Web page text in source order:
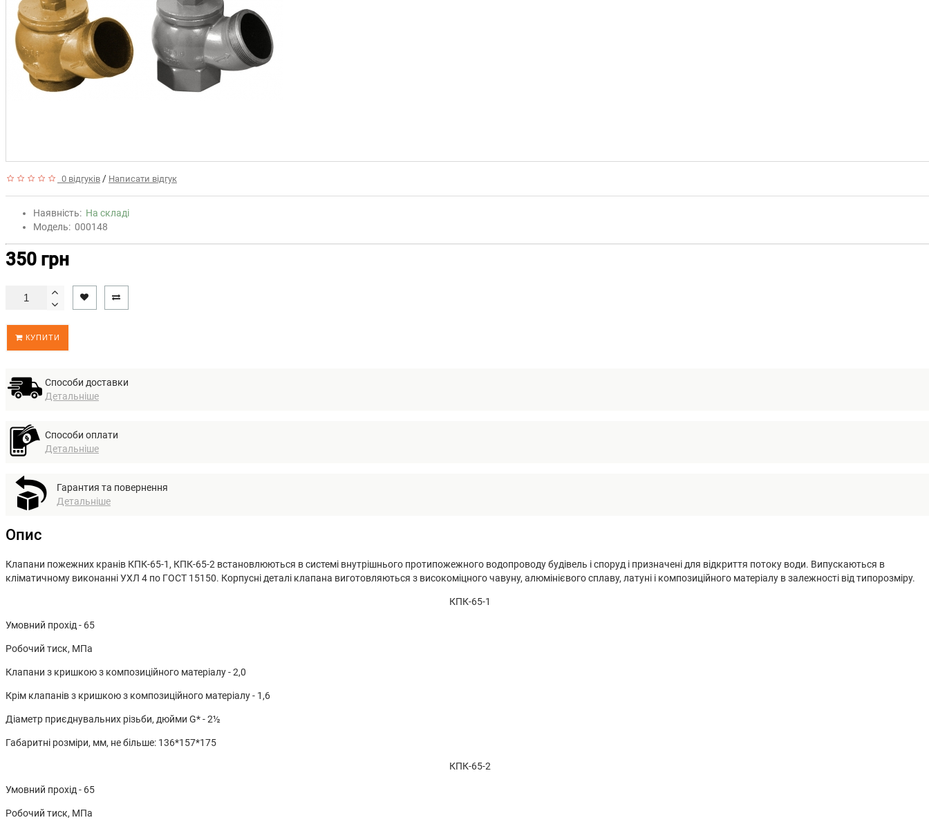
0 відгуків / Написати відгук
Наявність: На складі
Модель: 000148
350 грн
КУПИТИ
Способи доставки
Детальніше
Способи оплати
Детальніше
Гарантия та повернення
Детальніше
Опис
Клапани пожежних кранів КПК-65-1, КПК-65-2 встановлюються в системі внутрішнього протипожежного водопроводу будівель і споруд і призначені для відкриття потоку води. Випускаються в
кліматичному виконанні УХЛ 4 по ГОСТ 15150. Корпусні деталі клапана виготовляються з високоміцного чавуну, алюмінієвого сплаву, латуні і композиційного матеріалу в залежності від типорозміру.
КПК-65-1
Умовний прохід - 65
Робочий тиск, МПа
Клапани з кришкою з композиційного матеріалу - 2,0
Крім клапанів з кришкою з композиційного матеріалу - 1,6
Діаметр приєднувальних різьби, дюйми G* - 2½
Габаритні розміри, мм, не більше: 136*157*175
КПК-65-2
Умовний прохід - 65
Робочий тиск, МПа